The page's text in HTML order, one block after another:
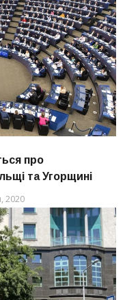
про
та Угорщині
2020